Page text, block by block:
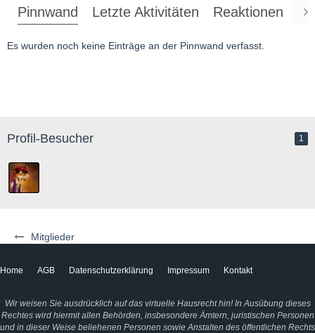
Mitglieder
Pinnwand Letzte Aktivitäten Reaktionen
Es wurden noch keine Einträge an der Pinnwand verfasst.
Profil-Besucher 1
Home AGB Datenschutzerklärung Impressum Kontakt
Wir weisen Sie ausdrücklich auf das virtuelle Hausrecht hin! In Ausübung dieses
Rechtes wird hiermit allen Behörden, insbesondere Ämtern, juristischen Personen
und in dieser Weise beliehenen Personen sowie Anstalten des öffentlichen Rechts